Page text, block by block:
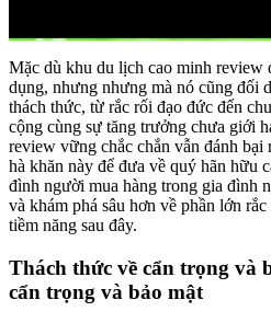
Mặc dù khu du lịch cao minh review
dụng, nhưng nhưng mà nó cũng đối
thách thức, từ rắc rối đạo đức đến
cộng cùng sự tăng trưởng chưa giới
review vững chắc chắn vẫn đánh bại
hà khăn này để đưa về quý hãn hữu
đình người mua hàng trong gia đình
và khám phá sâu hơn về phần lớn
tiềm năng sau đây.
Thách thức về cẩn trọng và
cẩn trọng và bảo mật